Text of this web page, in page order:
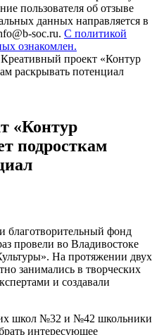
пользователя об отзыве
данных направляется в
soc.ru. С политикой
ознакомлен.
Креативный проект «Контур
раскрывать потенциал
«Контур
подросткам
благотворительный фонд
провели во Владивостоке
На протяжении двух
занимались в творческих
и создавали
школ №32 и №42 школьники
интересующее